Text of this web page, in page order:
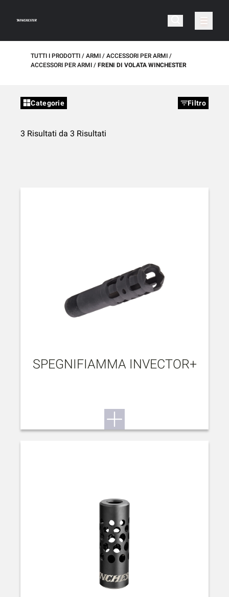
TUTTI I PRODOTTI ARMI
ACCESSORI PER ARMI
ACCESSORI PER ARMI
FRENI DI VOLATA WINCHESTER
Categorie Filtro
3 Risultati da 3 Risultati
SPEGNIFIAMMA INVECTOR+